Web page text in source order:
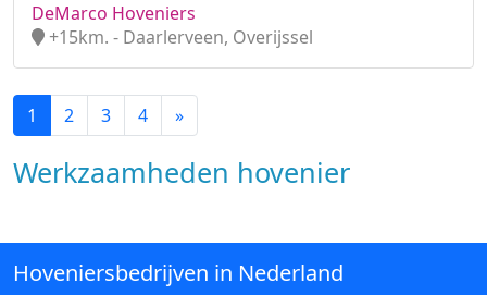
DeMarco Hoveniers
+15km. - Daarlerveen, Overijssel
1 2 3 4 »
Werkzaamheden hovenier
Hoveniersbedrijven in Nederland